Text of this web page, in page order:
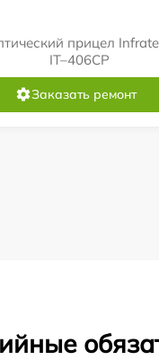
прицел
IT–406СP
Заказать ремонт